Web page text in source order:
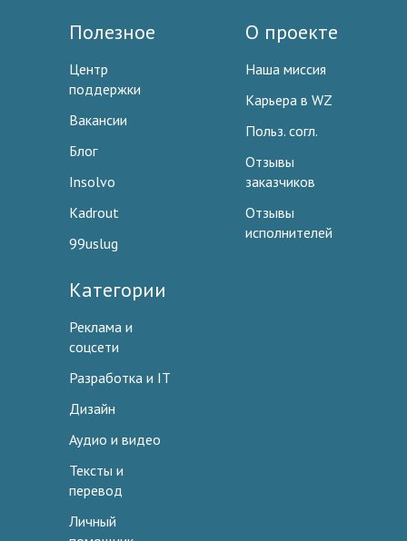
Полезное
Центр
поддержки
Вакансии
Блог
Insolvo
Kadrout
99uslug
О проекте
Наша миссия
Карьера в WZ
Польз. согл.
Отзывы
заказчиков
Отзывы
исполнителей
Категории
Реклама и
соцсети
Разработка и IT
Дизайн
Аудио и видео
Тексты и
перевод
Личный